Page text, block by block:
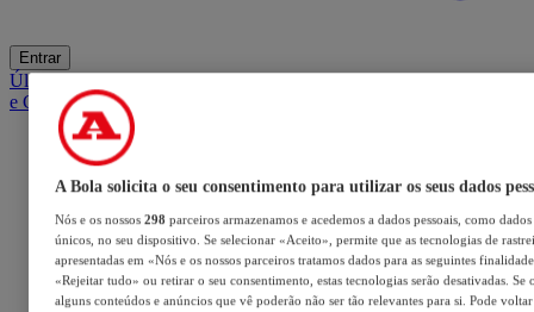
Entrar
ÚltimasMercadoOpiniãoiGaming HubA BOLA SUGEREBarba
e Cabelo
A Bola solicita o seu consentimento para utilizar os seus dados
Nós e os nossos 298 parceiros armazenamos e acedemos a dados pessoais, como
únicos, no seu dispositivo. Se selecionar «Aceito», permite que as tecnologias de
apresentadas em «Nós e os nossos parceiros tratamos dados para as seguintes
«Rejeitar tudo» ou retirar o seu consentimento, estas tecnologias serão desativadas. Se
alguns conteúdos e anúncios que vê poderão não ser tão relevantes para si. Pode voltar